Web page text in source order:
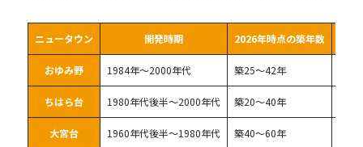
ニュータウン 開発時期 2026年時点の築年数
おゆみ野 1984年〜2000年代 築25〜42年
ちはら台 1980年代後半〜2000年代 築20〜40年
大宮台 1960年代後半〜1980年代 築40〜60年